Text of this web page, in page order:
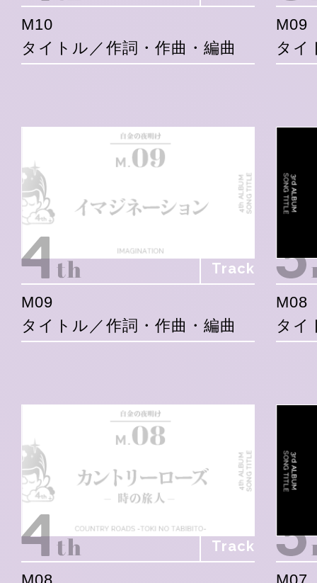
M10
タイトル／作詞・作曲・編曲
M09
タイ
Track
M09
タイトル／作詞・作曲・編曲
M08
タイ
Track